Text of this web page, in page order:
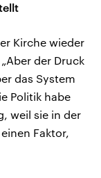
Kirche wieder
der Druck
das System
Politik habe
weil sie in der
Faktor,